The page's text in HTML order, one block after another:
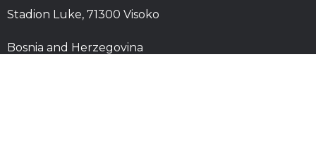
Stadion Luke, 71300 Visoko
Bosnia and Herzegovina